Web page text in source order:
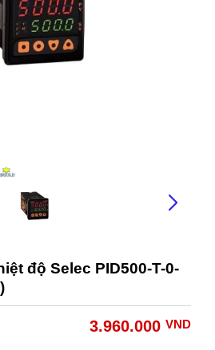
độ Selec PID500-T-0-
3.960.000 VND